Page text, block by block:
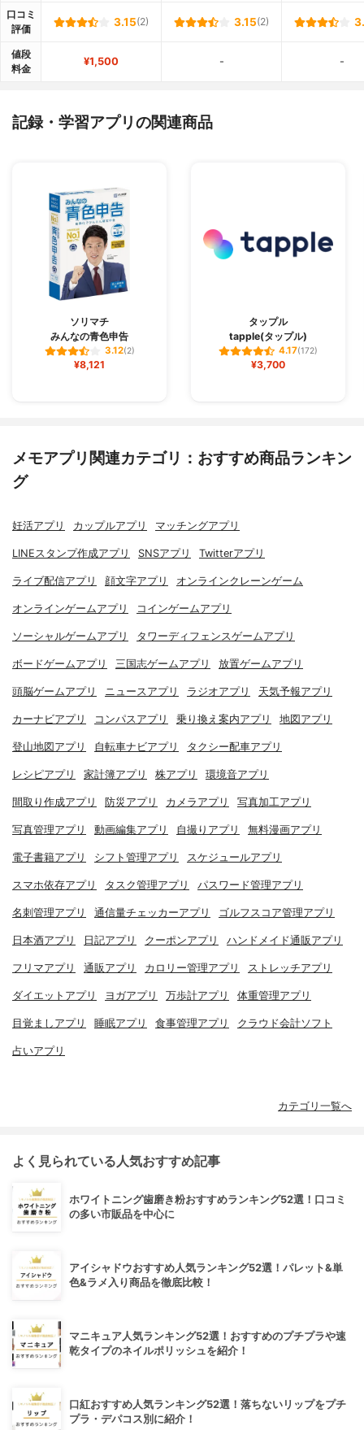
口コミ
評価
3.15(2) 3.15(2)
値段
料金
¥1,500 - -
記録・学習アプリの関連商品
ソリマチ
みんなの青色申告
3.12(2)
¥8,121
タップル
tapple(タップル)
4.17(172)
¥3,700
メモアプリ関連カテゴリ：おすすめ商品ランキン
グ
妊活アプリ カップルアプリ マッチングアプリ
LINEスタンプ作成アプリ SNSアプリ Twitterアプリ
ライブ配信アプリ 顔文字アプリ オンラインクレーンゲーム
オンラインゲームアプリ コインゲームアプリ
ソーシャルゲームアプリ タワーディフェンスゲームアプリ
ボードゲームアプリ 三国志ゲームアプリ 放置ゲームアプリ
頭脳ゲームアプリ ニュースアプリ ラジオアプリ 天気予報アプリ
カーナビアプリ コンパスアプリ 乗り換え案内アプリ 地図アプリ
登山地図アプリ 自転車ナビアプリ タクシー配車アプリ
レシピアプリ 家計簿アプリ 株アプリ 環境音アプリ
間取り作成アプリ 防災アプリ カメラアプリ 写真加工アプリ
写真管理アプリ 動画編集アプリ 自撮りアプリ 無料漫画アプリ
電子書籍アプリ シフト管理アプリ スケジュールアプリ
スマホ依存アプリ タスク管理アプリ パスワード管理アプリ
名刺管理アプリ 通信量チェッカーアプリ ゴルフスコア管理アプリ
日本酒アプリ 日記アプリ クーポンアプリ ハンドメイド通販アプリ
フリマアプリ 通販アプリ カロリー管理アプリ ストレッチアプリ
ダイエットアプリ ヨガアプリ 万歩計アプリ 体重管理アプリ
目覚ましアプリ 睡眠アプリ 食事管理アプリ クラウド会計ソフト
占いアプリ
カテゴリ一覧へ
よく見られている人気おすすめ記事
ホワイトニング歯磨き粉おすすめランキング52選！口コミ
の多い市販品を中心に
アイシャドウおすすめ人気ランキング52選！パレット&単
色&ラメ入り商品を徹底比較！
マニキュア人気ランキング52選！おすすめのプチプラや速
乾タイプのネイルポリッシュを紹介！
口紅おすすめ人気ランキング52選！落ちないリップをプチ
プラ・デパコス別に紹介！